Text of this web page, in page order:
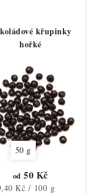
křupinky
hořké
50 g
od 50 Kč
Kč / 100 g